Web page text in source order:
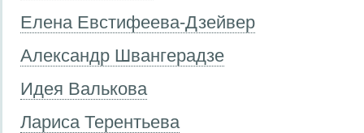
Елена Евстифеева-Дзейвер
Александр Швангерадзе
Идея Валькова
Лариса Терентьева